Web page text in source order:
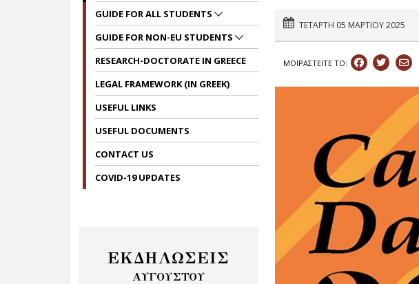
ΤΕΤΑΡΤΗ 05 ΜΑΡΤΙΟΥ 2025
ΜΟΙΡΑΣΤEIΤΕ ΤΟ:
GUIDE FOR ALL STUDENTS
GUIDE FOR NON-EU STUDENTS
RESEARCH-DOCTORATE IN GREECE
LEGAL FRAMEWORK (IN GREEK)
USEFUL LINKS
USEFUL DOCUMENTS
CONTACT US
COVID-19 UPDATES
ΕΚΔΗΛΩΣΕΙΣ
ΑΥΓΟΥΣΤΟΥ